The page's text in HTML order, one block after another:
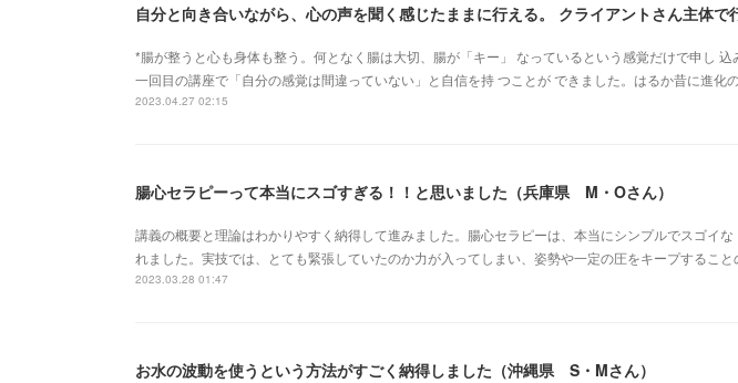
*腸が整うと心も身体も整う。何となく腸は大切、腸が「キー」 なっているという感覚だけで申し 込
一回目の講座で「自分の感覚は間違っていない」と自信を持 つことが できました。はるか昔に進化
2023.04.27 02:15
腸心セラピーって本当にスゴすぎる！！と思いました（兵庫県 M・Oさん）
講義の概要と理論はわかりやすく納得して進みました。腸心セラピーは、本当にシンプルでスゴイ
れました。実技では、とても緊張していたのか力が入ってしまい、姿勢や一定の圧をキープするこ
2023.03.28 01:47
お水の波動を使うという方法がすごく納得しました（沖縄県 S・Mさん）